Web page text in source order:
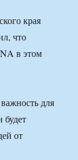
края
что
в этом
для
будет
от